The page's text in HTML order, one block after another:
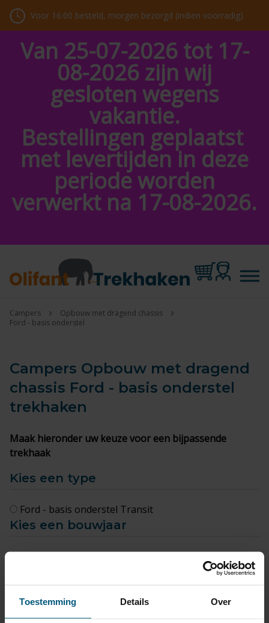
Toestemming Details Over
Voor 16:00 besteld, morgen bezorgd (indien voorradig)
Van 25-07-2026 tot 17-
08-2026 zijn wij
gesloten wegens
vakantie.
Bestellingen geplaatst
met levertijden in deze
periode worden
verwerkt na 17-08-2026.
Campers
Opbouw met dragend chassis
Ford - basis onderstel
Campers Opbouw met dragend
chassis Ford - basis onderstel
trekhaken
Maak hieronder uw keuze voor een bijpassende
trekhaak
Kies een type
Ford - basis onderstel Transit
Kies een bouwjaar
Kies eerst een type